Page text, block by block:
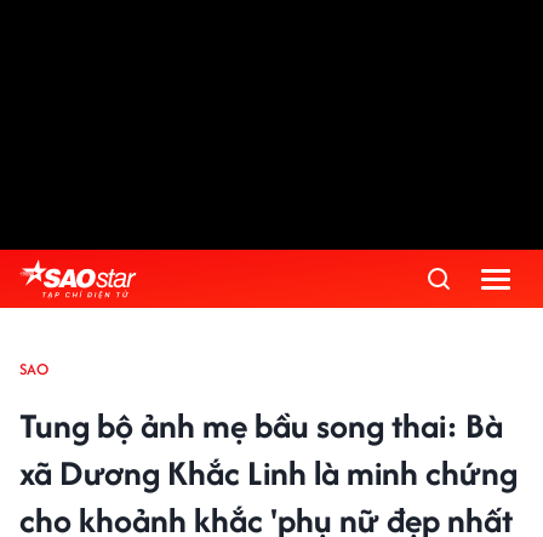
SAO
Tung bộ ảnh mẹ bầu song thai: Bà
xã Dương Khắc Linh là minh chứng
cho khoảnh khắc 'phụ nữ đẹp nhất